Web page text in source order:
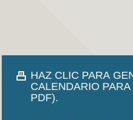
HAZ CLIC PARA
CALENDARIO
PDF).